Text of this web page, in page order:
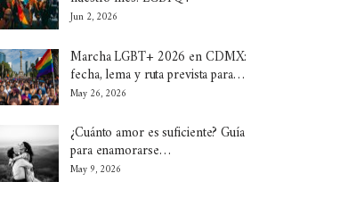
Jun 2, 2026
Marcha LGBT+ 2026 en CDMX:
fecha, lema y ruta prevista para…
May 26, 2026
¿Cuánto amor es suficiente? Guía
para enamorarse…
May 9, 2026